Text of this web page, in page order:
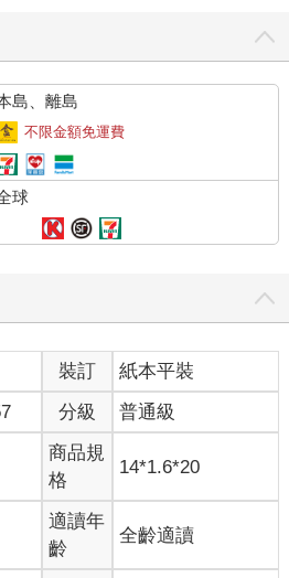
粗上一倍；再加上我寫字姿勢不
真寫作業，屢屢退件，要我擦掉重
為我確實寫得奇慢，寫沒兩行就喊
完全無法挽救我的「畫作」，不管
把紙頁擦薄擦破了。來回幾次，每
裡如一，弄得老師也無處下紅筆。
寫字很用力，下筆如下刀，運筆如
「力透紙背」，我心想這有什麼難
不好就是一代宗師了。但可惜我生
嚴那個半開放半保守的年代，一名
由他的字跡美醜決定的。大人急
績不錯，但那個字⋯⋯說得好像我罹
就得用物理方法解決。大人沿著日
我一節一節往上測試。B不行就換
一路連踏七座營盤，總算是在4H
上到5H，筆芯就實在太硬，削過之
麼屏氣凝神，也能一筆扎個透心
到處，開山裂石；也不至於碳粉漫
一次學到「煤田」這個詞的時候，
島、離島
不限金額免運費
球
裝訂
紙本平裝
分級 普通級
商品規
格
14*1.6*20
適讀年
齡
全齡適讀